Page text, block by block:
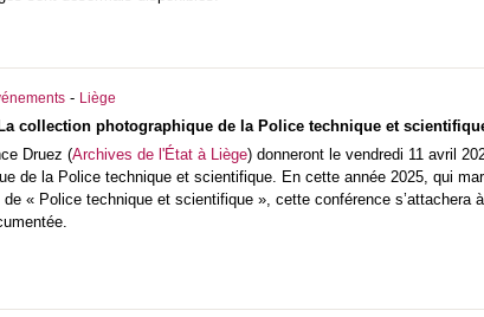
- Liège
collection photographique de la Police technique et
Druez (Archives de l'État à Liège) donneront le vendredi 11 avril
de la Police technique et scientifique. En cette année 2025, qui
« Police technique et scientifique », cette conférence s’attachera